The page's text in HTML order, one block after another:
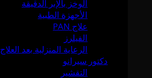
الوخز بالإبر الدقيقة
الأجهزة الطبية
علاج PAN
الفيلرز
الرعاية المنزلية بعد العلاج
دكتور سيرانو
التقشير